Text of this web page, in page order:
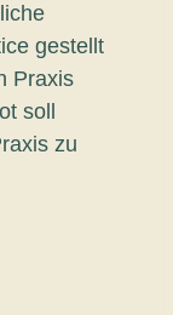
gestellt
Praxis
soll
zu